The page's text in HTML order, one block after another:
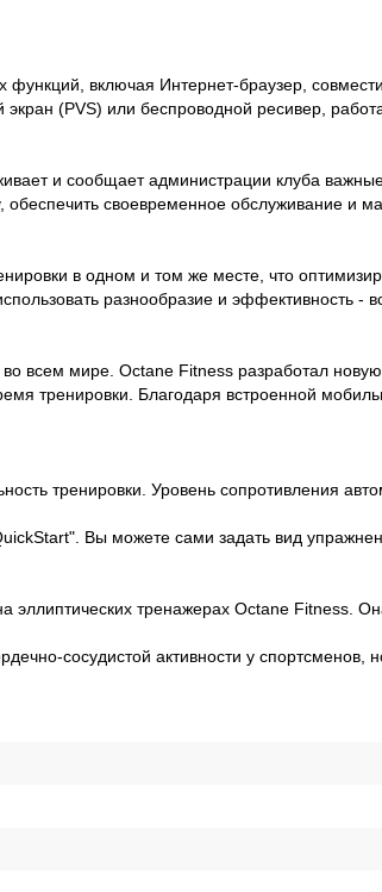
включая Интернет-браузер,
(PVS) или беспроводной ресивер,
и сообщает администрации клуба
своевременное обслуживание и
в одном и том же месте, что
разнообразие и эффективность -
мире. Octane Fitness разработал новую
тренировки. Благодаря встроенной
тренировки. Уровень сопротивления
Вы можете сами задать вид
тренажерах Octane Fitness.
сосудистой активности у